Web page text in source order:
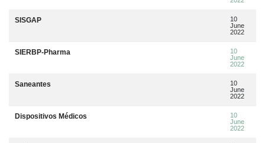
SISGAP
10
June
2022
SIERBP-Pharma
10
June
2022
Saneantes
10
June
2022
Dispositivos Médicos
10
June
2022